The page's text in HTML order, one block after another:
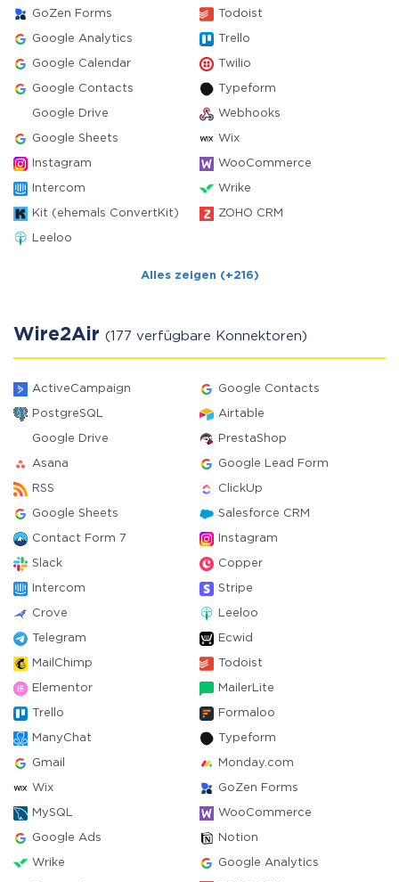
GoZen Forms Todoist
Google Analytics Trello
Google Calendar Twilio
Google Contacts Typeform
Google Drive Webhooks
Google Sheets Wix
Instagram WooCommerce
Intercom Wrike
Kit (ehemals ConvertKit) ZOHO CRM
Leeloo
Alles zeigen (+216)
Wire2Air (177 verfügbare Konnektoren)
ActiveCampaign Google Contacts
PostgreSQL Airtable
Google Drive PrestaShop
Asana Google Lead Form
RSS ClickUp
Google Sheets Salesforce CRM
Contact Form 7 Instagram
Slack Copper
Intercom Stripe
Crove Leeloo
Telegram Ecwid
MailChimp Todoist
Elementor MailerLite
Trello Formaloo
ManyChat Typeform
Gmail Monday.com
Wix GoZen Forms
MySQL WooCommerce
Google Ads Notion
Wrike Google Analytics